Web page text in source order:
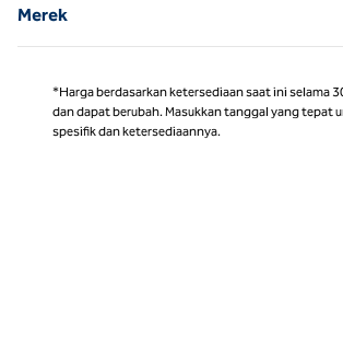
Merek
*Harga berdasarkan ketersediaan saat ini selama
dan dapat berubah. Masukkan tanggal yang tepat
spesifik dan ketersediaannya.